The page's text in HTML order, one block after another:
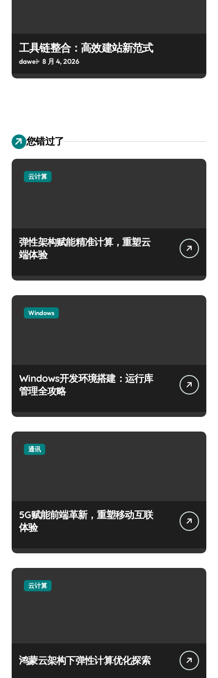
工具链整合：高效建站新范式
dawei 8 月 4, 2026
您错过了
云计算
弹性架构赋能精准计算，重塑云
端体验
Windows
Windows开发环境搭建：运行库
管理全攻略
通讯
5G赋能前端革新，重塑移动互联
体验
云计算
鸿蒙云架构下弹性计算优化探索